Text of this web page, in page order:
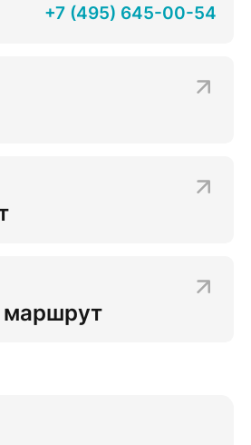
+7 (495) 645-00-54
маршрут